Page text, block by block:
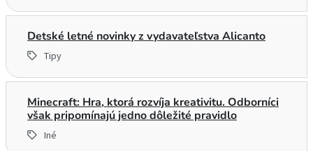
Detské letné novinky z vydavateľstva Alicanto
Tipy
Minecraft: Hra, ktorá rozvíja kreativitu. Odborníci
však pripomínajú jedno dôležité pravidlo
Iné